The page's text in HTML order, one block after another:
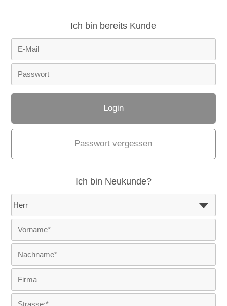
Ich bin bereits Kunde
Passwort vergessen
Ich bin Neukunde?